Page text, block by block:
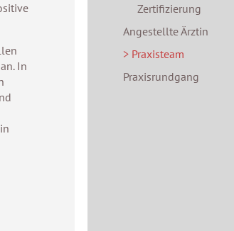
In
Zertifizierung
Angestellte Ärztin
> Praxisteam
Praxisrundgang